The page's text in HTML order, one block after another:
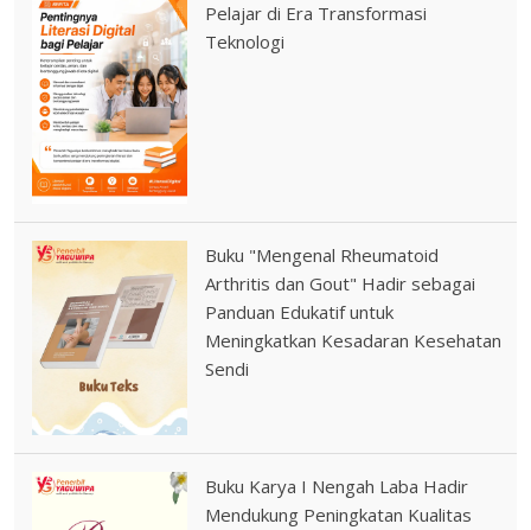
Pelajar di Era Transformasi
Teknologi
Buku "Mengenal Rheumatoid
Arthritis dan Gout" Hadir sebagai
Panduan Edukatif untuk
Meningkatkan Kesadaran Kesehatan
Sendi
Buku Karya I Nengah Laba Hadir
Mendukung Peningkatan Kualitas